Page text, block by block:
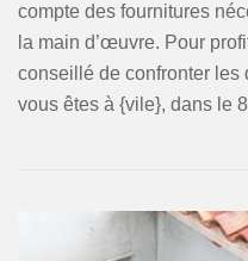
compte des fournitures
la main d’œuvre. Pour
conseillé de confronter les
vous êtes à {vile}, dans le